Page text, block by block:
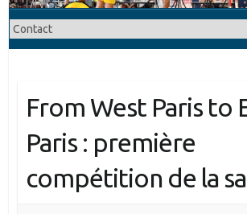
From West Paris to
Paris : première
compétition de la